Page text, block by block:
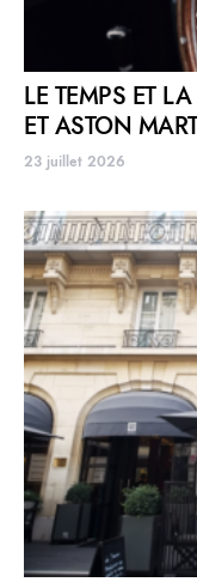
LE TEMPS ET
ET ASTON
23 juillet 2026